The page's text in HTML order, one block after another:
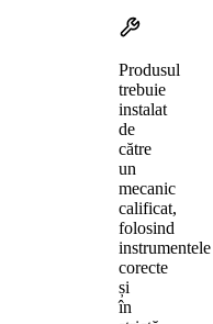
Produsul
trebuie
instalat
de
către
un
mecanic
calificat,
folosind
instrumentele
corecte
și
în